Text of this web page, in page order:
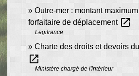
Outre-mer : montant
forfaitaire de déplacement open_in_new
Legifrance
Charte des droits et devoirs
open_in_new
Ministère chargé de l'intérieur